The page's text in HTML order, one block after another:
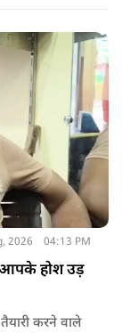
2026 04:13 PM
आपके होश उड़
करने वाले